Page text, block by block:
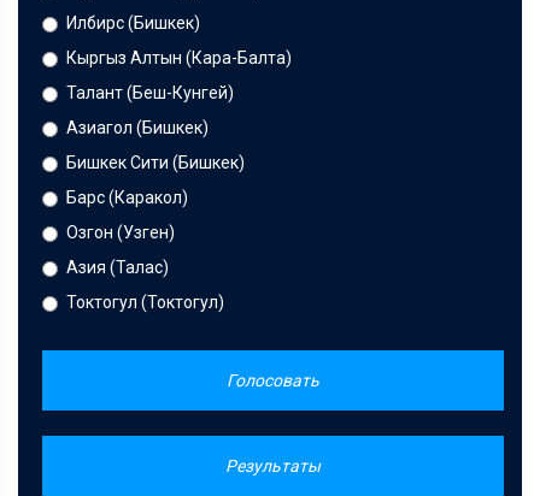
Илбирс (Бишкек)
Кыргыз Алтын (Кара-Балта)
Талант (Беш-Кунгей)
Азиагол (Бишкек)
Бишкек Сити (Бишкек)
Барс (Каракол)
Озгон (Узген)
Азия (Талас)
Токтогул (Токтогул)
Голосовать
Результаты